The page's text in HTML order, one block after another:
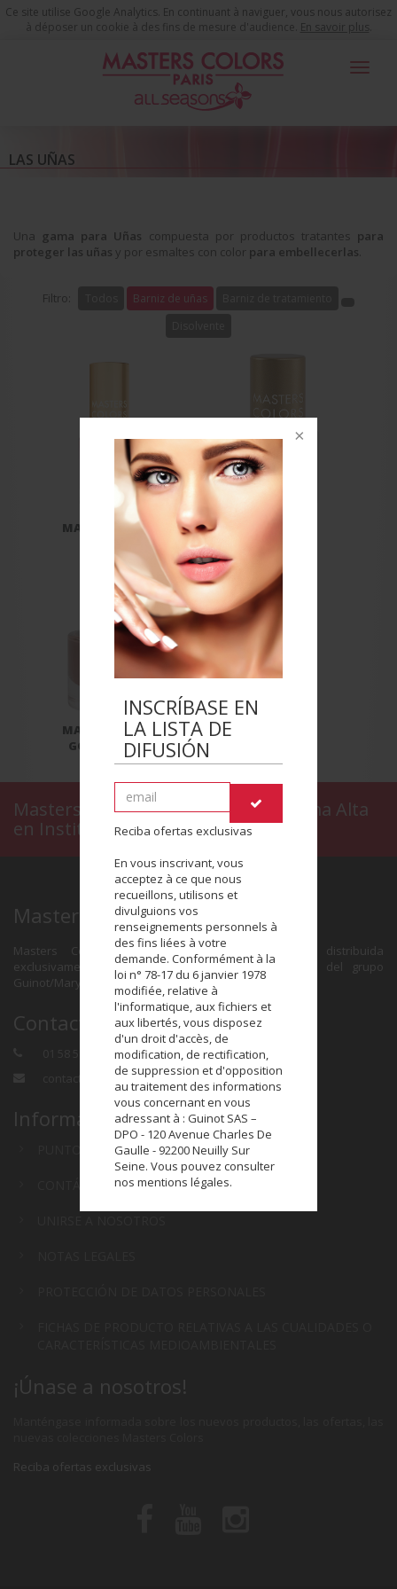
Ce site utilise Google Analytics. En continuant à naviguer, vous nous autorisez
à déposer un cookie à des fins de mesure d'audience. En savoir plus
INSCRÍBASE EN
LA LISTA DE
DIFUSIÓN
Reciba ofertas exclusivas
En vous inscrivant, vous
acceptez à ce que nous
recueillons, utilisons et
divulguions vos
renseignements personnels à
des fins liées à votre
demande. Conformément à la
loi n° 78-17 du 6 janvier 1978
modifiée, relative à
l'informatique, aux fichiers et
aux libertés, vous disposez
d'un droit d'accès, de
modification, de rectification,
de suppression et d'opposition
au traitement des informations
vous concernant en vous
adressant à : Guinot SAS –
DPO - 120 Avenue Charles De
Gaulle - 92200 Neuilly Sur
Seine. Vous pouvez consulter
nos mentions légales.
Toggle
Las Uñas Barniz de uñas
LAS UÑAS
Una gama para Uñas compuesta por productos tratantes para
proteger las uñas y por esmaltes con color para embellecerlas
Filtro: Barniz de uñas
MASTERS NAILS TOP COAT
MASTERS NAILS
GOLDEN FALL
Masters Colors, el maquillaje de Gama Alta
en Instituto de Belleza
Masters Colors
Masters Colors es una marca de maquillaje distribuida
exclusivamente en la red de Institutos de Belleza del grupo
Guinot/Mary Cohr.
Contacto
01 58 58 41 00
contact@masterscolors.com
Información
PUNTOS DE VENTA
CONTÁCTANOS
¡Únase a nosotros!
Reciba ofertas exclusivas